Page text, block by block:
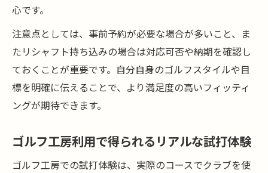
心です。
注意点としては、事前予約が必要な場合が多いこと、ま
たリシャフト持ち込みの場合は対応可否や納期を確認し
ておくことが重要です。自分自身のゴルフスタイルや目
標を明確に伝えることで、より満足度の高いフィッティ
ングが期待できます。
ゴルフ工房利用で得られるリアルな試打体験
ゴルフ工房での試打体験は、実際のコースでクラブを使